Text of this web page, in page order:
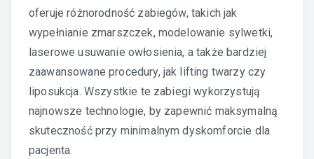
oferuje różnorodność zabiegów, takich jak
wypełnianie zmarszczek, modelowanie sylwetki,
laserowe usuwanie owłosienia, a także bardziej
zaawansowane procedury, jak lifting twarzy czy
liposukcja. Wszystkie te zabiegi wykorzystują
najnowsze technologie, by zapewnić maksymalną
skuteczność przy minimalnym dyskomforcie dla
pacjenta.